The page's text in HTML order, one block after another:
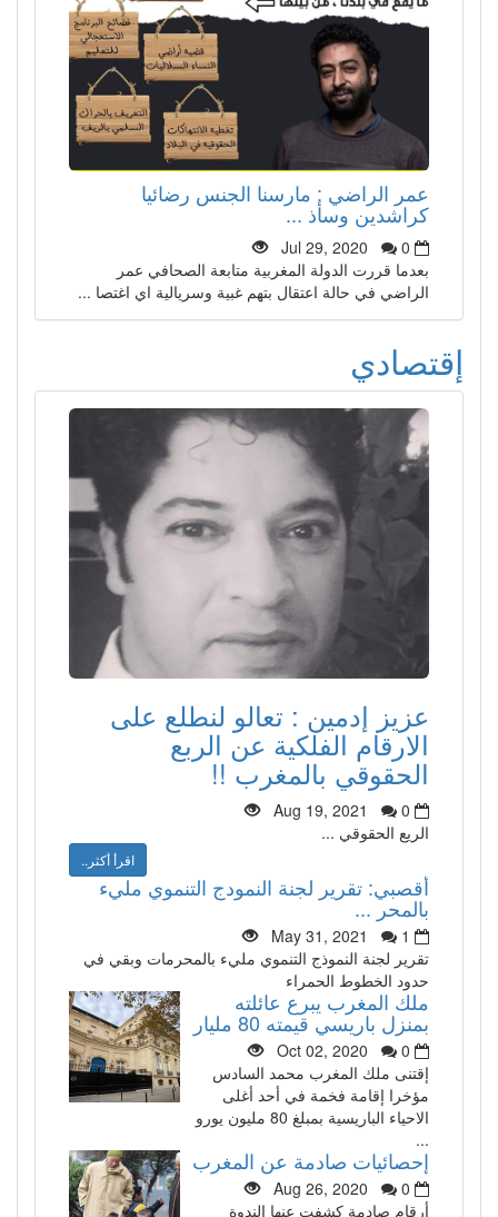
عمر الراضي : مارسنا الجنس رضائيا
كراشدين وسأذ ...
Jul 29, 2020
0
بعدما قررت الدولة المغربية متابعة الصحافي عمر
الراضي في حالة اعتقال بتهم غبية وسريالية اي اغتصا ...
إقتصادي
عزيز إدمين : تعالو لنطلع على
الارقام الفلكية عن الربع
الحقوقي بالمغرب !!
Aug 19, 2021
0
الريع الحقوقي ...
اقرأ أكثر..
أقصبي: تقرير لجنة النمودج التنموي مليء
بالمحر ...
May 31, 2021
1
تقرير لجنة النموذج التنموي مليء بالمحرمات وبقي في
حدود الخطوط الحمراء
ملك المغرب يبرع عائلته
بمنزل باريسي قيمته 80 مليار
Oct 02, 2020
0
إقتنى ملك المغرب محمد السادس
مؤخرا إقامة فخمة في أحد أغلى
الاحياء الباريسية بمبلغ 80 مليون يورو
...
إحصائيات صادمة عن المغرب
Aug 26, 2020
0
أرقام صادمة كشفت عنها الندوة